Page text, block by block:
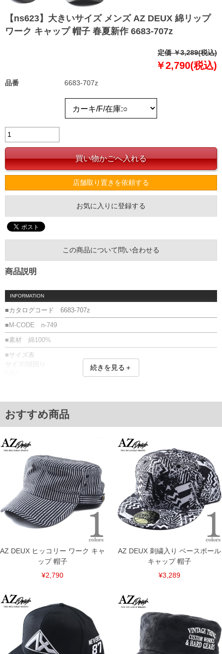
【ns623】大きいサイズ メンズ AZ DEUX 綿リップ
ワーク キャップ 帽子 春夏新作 6683-707z
定価 ￥3,289(税込)
￥2,790(税込)
品番 6683-707z
店舗取り置きを依頼する
お気に入りに登録する
この商品について問い合わせる
商品説明
INFORMATION
■カタログコード 6683-707z
■M-CODE n-749
■素材 綿100%
■サイズ表
サイズ/頭回り
下着(肌着)やワイシャツは商品の性質上、返品交換不可とさせて頂いております。予め
ご了承くださいませ。
裾上げ料金は500円+税となります。
備考欄に股下●cmとご記入下さい。（裾上げ無料対象商品は1本につき税込6,000円以
上の品が対象。1本5,999円以下の商品は有料（500円+税）となります。）
出荷まで約1週間～20日間程お時間を頂く場合がございます。
尚、裾上げした商品は返品・交換不可となりますので、予めご了承下さい。
一部、お直しに対応出来ない商品がございます。(例：裾にファスナーや調節ひもが付
いている、極端なデザインが施されている等)
※商品によって若干のサイズの誤差がございます。また、お客様がご使用の環境（コ
ンピュータ画面）によって、商品の色味が若干異なる場合がございます。予めご了承
ください。
※当店での掲載商品は、実店鋪と在庫を共用しておりますので店頭での売り違い、店
舗からのお取り寄せ等により、お客様にご迷惑をお掛けしてしまう場合がございま
す。そのようなことがない様最大限に努めておりますが、もしあった場合速やかにご
連絡させて頂きますので予めご了承ください。
ITEM INTRODUCTION
続きを見る＋
おすすめ商品
AZ DEUX ヒッコリー ワーク キャ
ップ 帽子
¥2,790
AZ DEUX 刺繍入り ベースボール
キャップ 帽子
¥3,289